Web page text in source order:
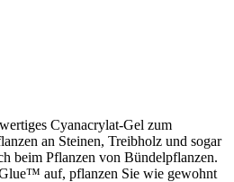
Cyanacrylat-Gel zum
an Steinen, Treibholz und sogar
beim Pflanzen von Bündelpflanzen.
auf, pflanzen Sie wie gewohnt